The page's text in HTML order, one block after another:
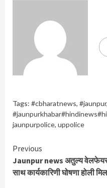
Tags: #cbharatnews, #jaunpur,
jaunpurpolice, uppolice
Continue
Reading
Previous
Jaunpur news अतुल्य वेलफेयर
साथ कार्यकारिणी घोषणा होली